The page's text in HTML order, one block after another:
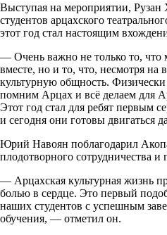
Выступая на мероприятии, Рузан
студентов арцахского
этот год стал настоящим
— Очень важно не только то, что
вместе, но и то, что, несмотря на
культурную общность.
помним Арцах и всё делаем для
Этот год стал для ребят первым
и сегодня они готовы двигаться
Юрий Навоян поблагодарил
плодотворного сотрудничества и
— Арцахская культурная жизнь
болью в сердце. Это первый
наших студентов с успешным
обучения, — отметил он.